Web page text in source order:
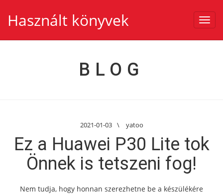
Használt könyvek
BLOG
2021-01-03 \ yatoo
Ez a Huawei P30 Lite tok
Önnek is tetszeni fog!
Nem tudja, hogy honnan szerezhetne be a készülékére